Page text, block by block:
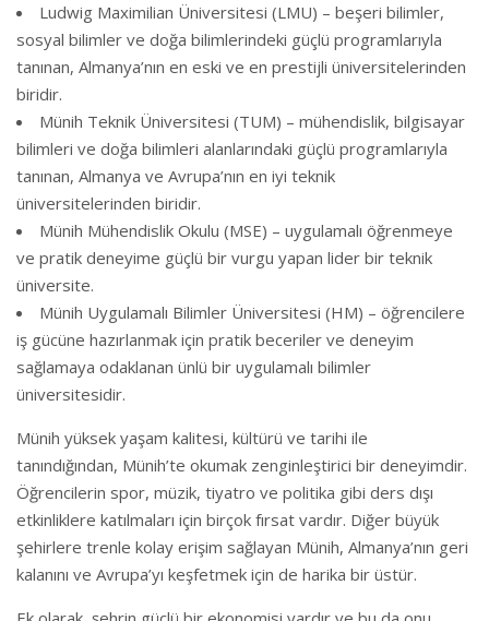
Ludwig Maximilian Üniversitesi (LMU) – beşeri bilimler,
sosyal bilimler ve doğa bilimlerindeki güçlü programlarıyla
tanınan, Almanya’nın en eski ve en prestijli üniversitelerinden
biridir.
Münih Teknik Üniversitesi (TUM) – mühendislik, bilgisayar
bilimleri ve doğa bilimleri alanlarındaki güçlü programlarıyla
tanınan, Almanya ve Avrupa’nın en iyi teknik
üniversitelerinden biridir.
Münih Mühendislik Okulu (MSE) – uygulamalı öğrenmeye
ve pratik deneyime güçlü bir vurgu yapan lider bir teknik
üniversite.
Münih Uygulamalı Bilimler Üniversitesi (HM) – öğrencilere
iş gücüne hazırlanmak için pratik beceriler ve deneyim
sağlamaya odaklanan ünlü bir uygulamalı bilimler
üniversitesidir.
Münih yüksek yaşam kalitesi, kültürü ve tarihi ile
tanındığından, Münih’te okumak zenginleştirici bir deneyimdir.
Öğrencilerin spor, müzik, tiyatro ve politika gibi ders dışı
etkinliklere katılmaları için birçok fırsat vardır. Diğer büyük
şehirlere trenle kolay erişim sağlayan Münih, Almanya’nın geri
kalanını ve Avrupa’yı keşfetmek için de harika bir üstür.